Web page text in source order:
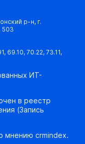
р-н, г.
503
69.10, 70.22, 73.11,
ИТ-
в реестр
(Запись
мнению crmindex.